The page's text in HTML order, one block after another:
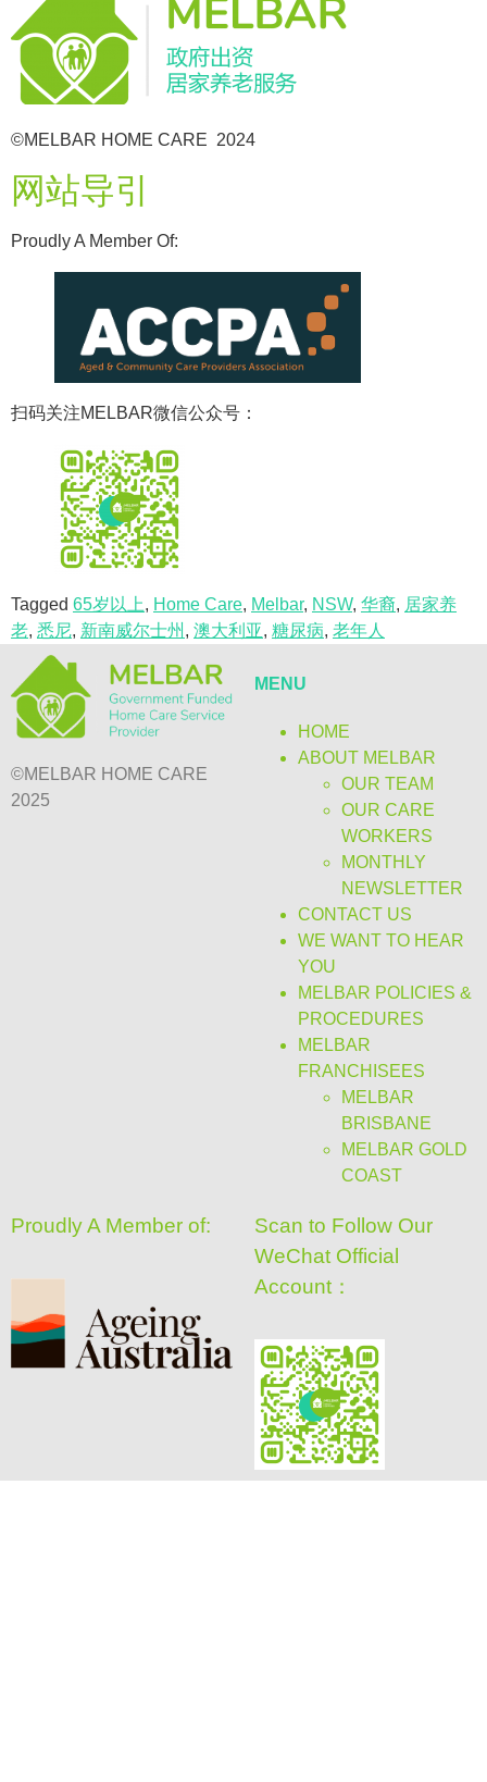
©MELBAR HOME CARE 2024
网站导引
Proudly A Member Of:
扫码关注MELBAR微信公众号：
Tagged 65岁以上, Home Care, Melbar, NSW, 华裔, 居家养
老, 悉尼, 新南威尔士州 , 澳大利亚, 糖尿病, 老年人
©MELBAR HOME CARE
2025
MENU
HOME
ABOUT MELBAR
OUR TEAM
OUR CARE
WORKERS
MONTHLY
NEWSLETTER
CONTACT US
WE WANT TO HEAR
YOU
MELBAR POLICIES &
PROCEDURES
MELBAR
FRANCHISEES
MELBAR
BRISBANE
MELBAR GOLD
COAST
Proudly A Member of:
Scan to Follow Our
WeChat Official
Account：